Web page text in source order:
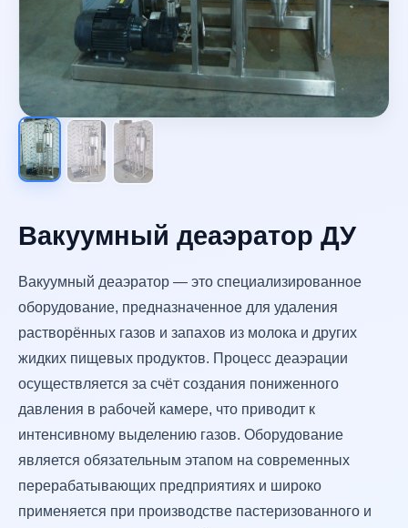
Вакуумный деаэратор ДУ
Вакуумный деаэратор — это специализированное
оборудование, предназначенное для удаления
растворённых газов и запахов из молока и других
жидких пищевых продуктов. Процесс деаэрации
осуществляется за счёт создания пониженного
давления в рабочей камере, что приводит к
интенсивному выделению газов. Оборудование
является обязательным этапом на современных
перерабатывающих предприятиях и широко
применяется при производстве пастеризованного и